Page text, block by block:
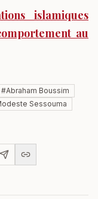
islamiques
au
#Abraham Boussim
Sessouma